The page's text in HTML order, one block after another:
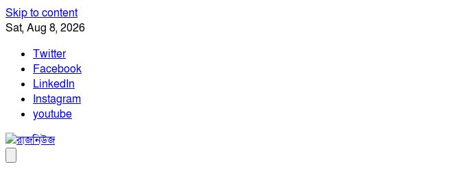
Skip to content
Sat, Aug 8, 2026
Twitter
Facebook
LinkedIn
Instagram
youtube